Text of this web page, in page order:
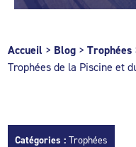
Accueil > Blog >Trophées
Trophées de la Piscine et
Catégories :Trophées